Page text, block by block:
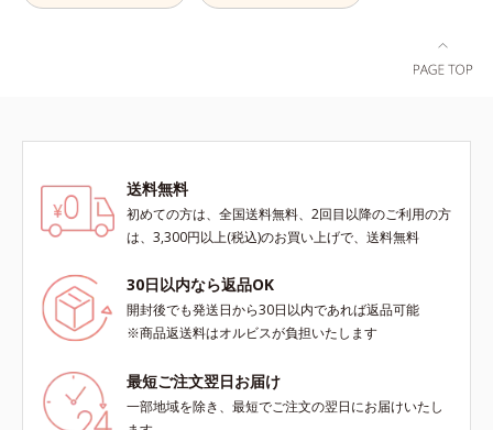
こち。表面の角質を一枚脱いだ状態
だから、化粧水の浸透力もいつもと
手応えが変わります。お肌の状態に
合わせて週1～2回の美肌ケア。なめ
らかで透明感あふれる素肌へ導きま
す。* 乾燥や角質肥厚、キメの乱れ
によるくすみ
とした美しい仕上がりが続きます。
SPF28・PA+++で、ニキビ肌を紫外
よる透明感のある肌
送料無料
初めての方は、全国送料無料、2回目以降のご利用の方
は、3,300円以上(税込)のお買い上げで、送料無料
30日以内なら返品OK
開封後でも発送日から30日以内であれば返品可能
※商品返送料はオルビスが負担いたします
最短ご注文翌日お届け
一部地域を除き、最短でご注文の翌日にお届けいたし